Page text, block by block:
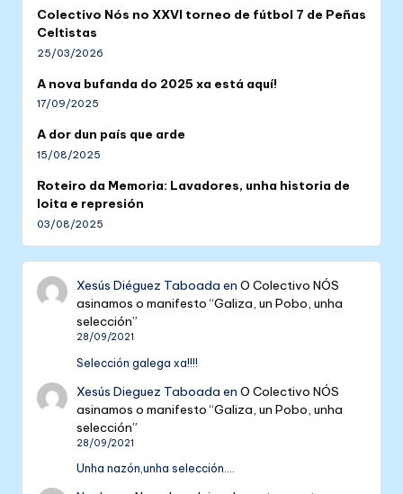
Colectivo Nós no XXVI torneo de fútbol 7 de Peñas
Celtistas
25/03/2026
A nova bufanda do 2025 xa está aquí!
17/09/2025
A dor dun país que arde
15/08/2025
Roteiro da Memoria: Lavadores, unha historia de
loita e represión
03/08/2025
Xesús Diéguez Taboada enO Colectivo NÓS
asinamos o manifesto “Galiza, un Pobo, unha
selección”
28/09/2021
Selección galega xa!!!!
Xesús Dieguez Taboada enO Colectivo NÓS
asinamos o manifesto “Galiza, un Pobo, unha
selección”
28/09/2021
Unha nazón,unha selección....